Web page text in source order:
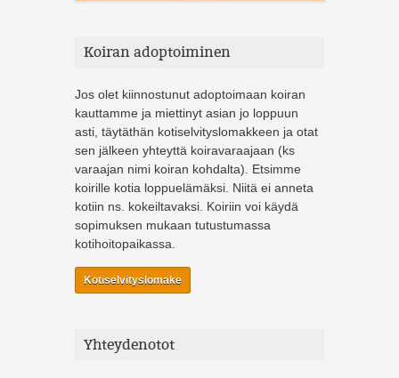
Koiran adoptoiminen
Jos olet kiinnostunut adoptoimaan koiran
kauttamme ja miettinyt asian jo loppuun
asti, täytäthän kotiselvityslomakkeen ja otat
sen jälkeen yhteyttä koiravaraajaan (ks
varaajan nimi koiran kohdalta). Etsimme
koirille kotia loppuelämäksi. Niitä ei anneta
kotiin ns. kokeiltavaksi. Koiriin voi käydä
sopimuksen mukaan tutustumassa
kotihoitopaikassa.
Kotiselvityslomake
Yhteydenotot